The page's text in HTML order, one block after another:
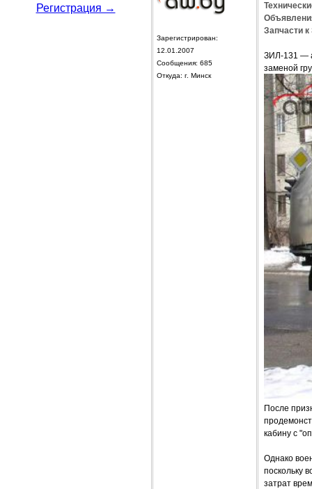
Регистрация →
Зарегистрирован:
12.01.2007
Сообщения: 685
Откуда: г. Минск
Запчасти
ЗИЛ-131 —
заменой
После
кабину с
Однако
поскольку
затрат